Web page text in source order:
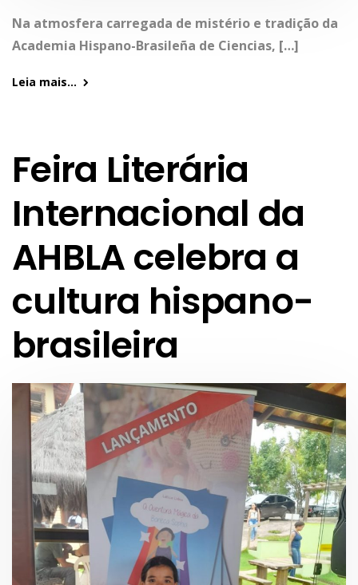
Na atmosfera carregada de mistério e tradição da
Academia Hispano-Brasileña de Ciencias, […]
Leia mais...
Feira Literária
Internacional da
AHBLA celebra a
cultura hispano-
brasileira